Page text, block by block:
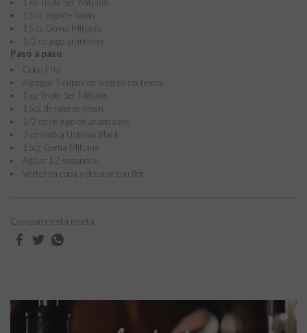
15 cc jugo de limón
15 cc Goma Mitjans
1/2 oz jugo arándano
Paso a paso
Copa Fría
Agregar 5 cubos de hielo en coctelera
1 oz Triple Sec Mitjans
15cc de jugo de limón
1/2 oz de jugo de arándanos
2 oz Vodka Ustinov Black
15cc Goma Mitjans
Agitar 12 segundos.
Verter en copa y decorar con flor
Comparte esta receta